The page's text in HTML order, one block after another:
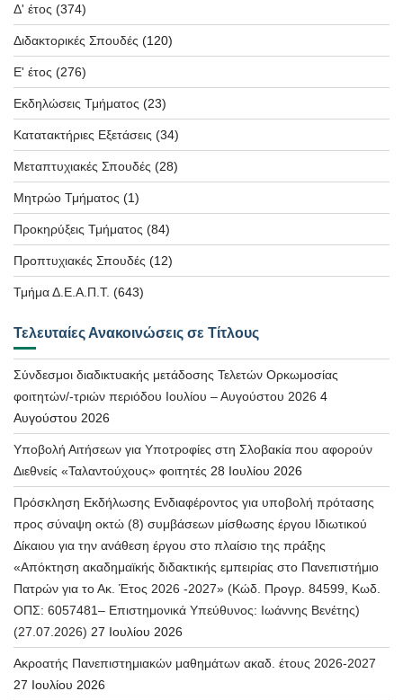
Δ' έτος (374)
Διδακτορικές Σπουδές (120)
Ε' έτος (276)
Εκδηλώσεις Τμήματος (23)
Κατατακτήριες Εξετάσεις (34)
Μεταπτυχιακές Σπουδές (28)
Μητρώο Τμήματος (1)
Προκηρύξεις Τμήματος (84)
Προπτυχιακές Σπουδές (12)
Τμήμα Δ.Ε.Α.Π.Τ. (643)
Τελευταίες Ανακοινώσεις σε Τίτλους
Σύνδεσμοι διαδικτυακής μετάδοσης Τελετών Ορκωμοσίας
φοιτητών/-τριών περιόδου Ιουλίου – Αυγούστου 2026 4
Αυγούστου 2026
Υποβολή Αιτήσεων για Υποτροφίες στη Σλοβακία που αφορούν
Διεθνείς «Ταλαντούχους» φοιτητές 28 Ιουλίου 2026
Πρόσκληση Εκδήλωσης Ενδιαφέροντος για υποβολή πρότασης
προς σύναψη οκτώ (8) συμβάσεων μίσθωσης έργου Ιδιωτικού
Δίκαιου για την ανάθεση έργου στο πλαίσιο της πράξης
«Απόκτηση ακαδημαϊκής διδακτικής εμπειρίας στο Πανεπιστήμιο
Πατρών για το Ακ. Έτος 2026 -2027» (Κώδ. Προγρ. 84599, Κωδ.
ΟΠΣ: 6057481– Επιστημονικά Υπεύθυνος: Ιωάννης Βενέτης)
(27.07.2026) 27 Ιουλίου 2026
Ακροατής Πανεπιστημιακών μαθημάτων ακαδ. έτους 2026-2027
27 Ιουλίου 2026